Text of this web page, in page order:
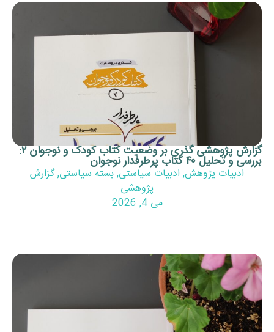
گزارش پژوهشی گذری بر وضعیت کتاب کودک و نوجوان ۲:
نوجوان
پژوهش,ادبیات سیاستی,بسته سیاستی,گزارش